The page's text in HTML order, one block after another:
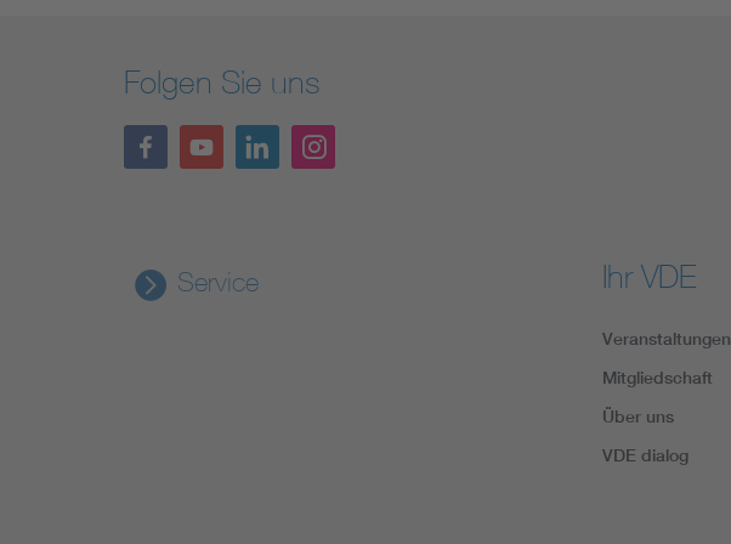
Folgen Sie uns
Service Ihr VDE
Veranstaltungen
Mitgliedschaft
Über uns
VDE dialog